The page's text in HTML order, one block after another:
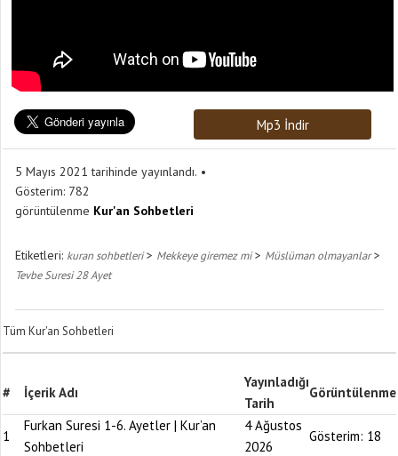
Mp3 İndir
5 Mayıs 2021 tarihinde yayınlandı.
Gösterim: 782
görüntülenme Kur'an Sohbetleri
Etiketleri: kuran sohbetleri> Mekkeye giremez mi> Müslüman olmayanlar>
Tevbe Suresi 28 Ayet
Tüm Kur'an Sohbetleri
# İçerik Adı
Yayınladığı
Tarih
Görüntülenme
1
Furkan Suresi 1-6. Ayetler | Kur’an
Sohbetleri
4 Ağustos
2026
Gösterim: 18